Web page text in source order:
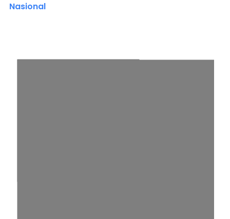
Nasional